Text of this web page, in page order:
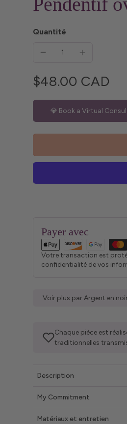
Quantité
$48.00 CAD
💎 Book a Virtual
Payer avec
Votre transaction est
confidentialité de vos
Voir plus par Argent en
Chaque pièce est
traditionnelles
Description
My Commitment
Matériaux et entretien